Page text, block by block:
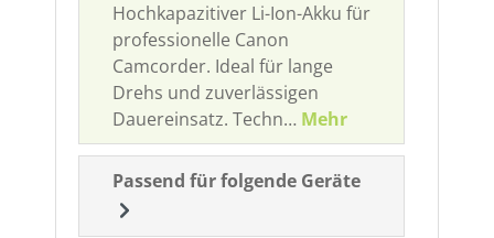
Hochkapazitiver Li-Ion-Akku für
professionelle Canon
Camcorder. Ideal für lange
Drehs und zuverlässigen
Dauereinsatz. Techn… Mehr
Passend für folgende Geräte